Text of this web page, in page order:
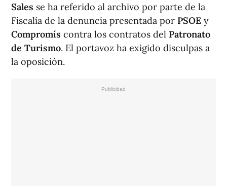
Sales se ha referido al archivo por parte de la
Fiscalía de la denuncia presentada por PSOE y
Compromís contra los contratos del Patronato
de Turismo. El portavoz ha exigido disculpas a
la oposición.